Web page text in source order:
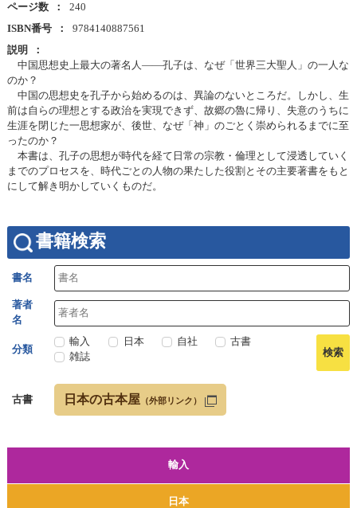
輸入
日本
ページ数
240
ISBN番号
9784140887561
説明
中国思想史上最大の著名人――孔子は、なぜ「世界三大聖人」の一人な
のか？
中国の思想史を孔子から始めるのは、異論のないところだ。しかし、生
前は自らの理想とする政治を実現できず、故郷の魯に帰り、失意のうちに
生涯を閉じた一思想家が、後世、なぜ「神」のごとく崇められるまでに至
ったのか？
本書は、孔子の思想が時代を経て日常の宗教・倫理として浸透していく
までのプロセスを、時代ごとの人物の果たした役割とその主要著書をもと
にして解き明かしていくものだ。
書籍検索
書名
著者
名
分類
輸入 日本 自社
古書
雑誌
古書 日本の古本屋 （外部リンク）